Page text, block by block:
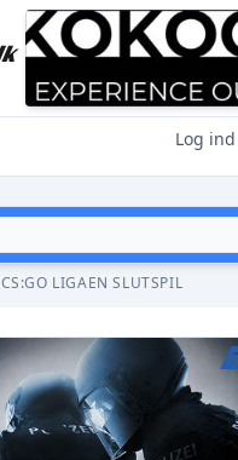
Log ind
CS:GO LIGAEN SLUTSPIL